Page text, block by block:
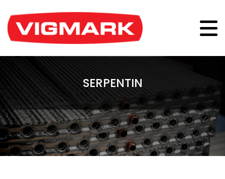
SERPENTIN